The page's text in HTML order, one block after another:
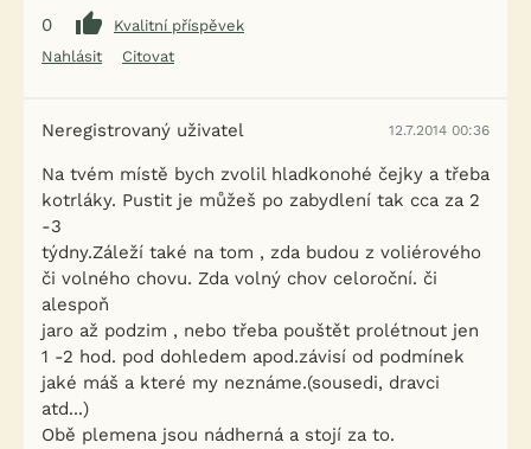
0
Kvalitní příspěvek
Nahlásit
Citovat
Neregistrovaný uživatel 12.7.2014 00:36
Na tvém místě bych zvolil hladkonohé čejky a třeba
kotrláky. Pustit je můžeš po zabydlení tak cca za 2
-3
týdny.Záleží také na tom , zda budou z voliérového
či volného chovu. Zda volný chov celoroční. či
alespoň
jaro až podzim , nebo třeba pouštět prolétnout jen
1 -2 hod. pod dohledem apod.závisí od podmínek
jaké máš a které my neznáme.(sousedi, dravci
atd...)
Obě plemena jsou nádherná a stojí za to.